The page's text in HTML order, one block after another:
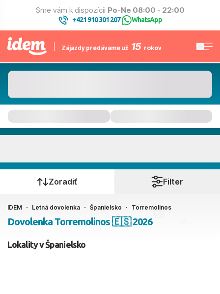
Sme vám k dispozícii Po-Ne 08:00 - 22:00
+421 910 301 207| WhatsApp
Zájazdy predávame už 15 rokov
Kedy cestujete?
Ako cestujete?
2 dospelí, 0 deti
Zoradiť Filter
IDEM Letná dovolenka Španielsko Torremolinos
Dovolenka Torremolinos 🇪🇸 2026
Lokality v Španielsko